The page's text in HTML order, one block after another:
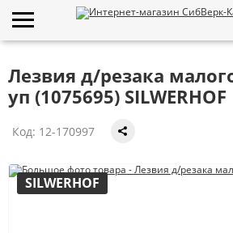
Лезвия д/резака
уп (1075695) SILWERHOF
Код: 12-170997
SILWERHOF